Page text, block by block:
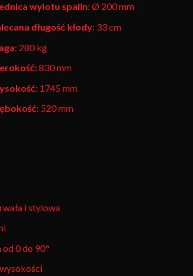
wylotu spalin: Ø 200 mm
długość kłody: 33 cm
: 280 kg
830 mm
1745 mm
520 mm
i stylowa
0 do 90°